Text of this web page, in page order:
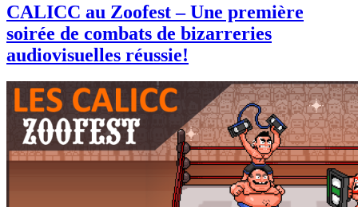
CALICC au Zoofest – Une première
soirée de combats de bizarreries
audiovisuelles réussie!